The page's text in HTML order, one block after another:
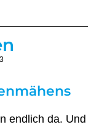
endlich da. Und